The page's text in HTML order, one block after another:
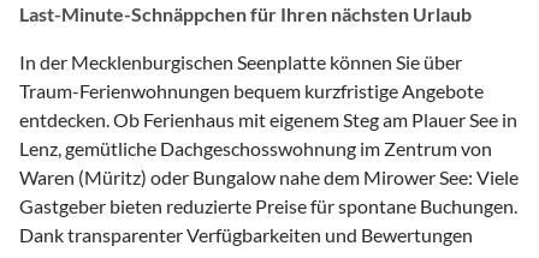
Last-Minute-Schnäppchen für Ihren nächsten Urlaub
In der Mecklenburgischen Seenplatte können Sie über
Traum-Ferienwohnungen bequem kurzfristige Angebote
entdecken. Ob Ferienhaus mit eigenem Steg am Plauer See in
Lenz, gemütliche Dachgeschosswohnung im Zentrum von
Waren (Müritz) oder Bungalow nahe dem Mirower See: Viele
Gastgeber bieten reduzierte Preise für spontane Buchungen.
Dank transparenter Verfügbarkeiten und Bewertungen